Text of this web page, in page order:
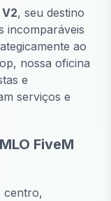
, seu destino
incomparáveis
ao
nossa oficina
e
serviços e
FiveM
centro,